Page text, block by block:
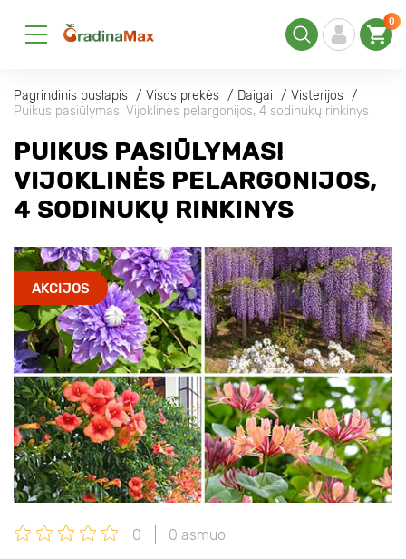
0
Pagrindinis puslapis Visos prekės Daigai
Visterijos
Puikus pasiūlymas! Vijoklinės pelargonijos, 4 sodinukų rinkinys
PUIKUS PASIŪLYMAS!
VIJOKLINĖS PELARGONIJOS,
4 SODINUKŲ RINKINYS
AKCIJOS
0 0 asmuo